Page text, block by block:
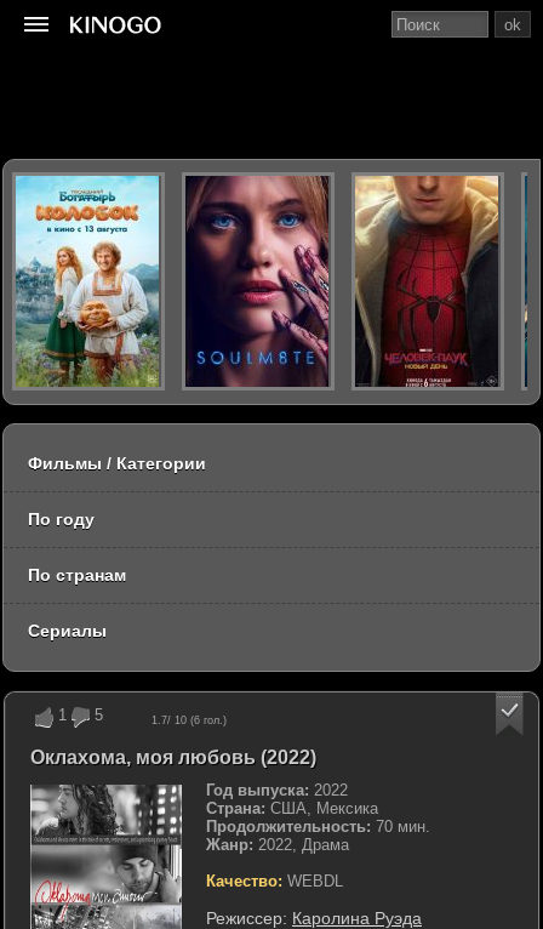
1 5 1.7/ 10 (6 гол.)
Оклахома, моя любовь (2022)
Год выпуска: 2022
Страна: США, Мексика
Продолжительность: 70 мин.
Жанр: 2022, Драма
Качество: WEBDL
Режиссер: Каролина Руэда
ok
Фильмы / Категории
По году
По странам
Сериалы